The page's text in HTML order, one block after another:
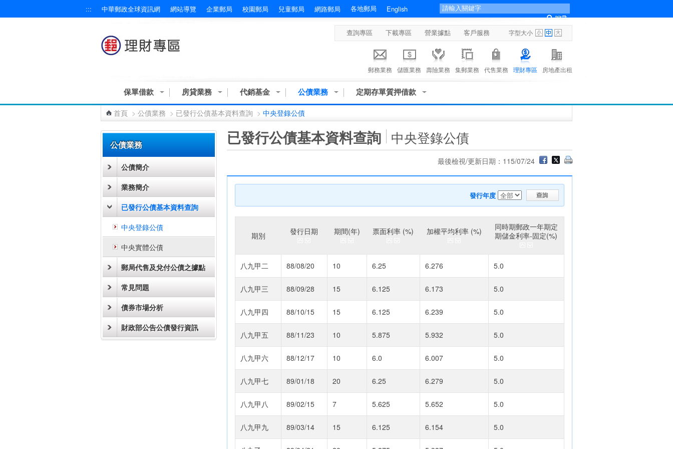
::: 中華郵政全球資訊網 網站導覽 企業郵局 校園郵局 兒童郵局 網路郵局 各地郵局 English
查詢專區 下載專區 營業據點 客戶服務 字型大小
郵務業務 儲匯業務 壽險業務 集郵業務 代售業務 理財專區 房地產出租
保單借款 房貸業務 代銷基金 公債業務 定期存單質押借款
首頁 > 公債業務 > 已發行公債基本資料查詢 > 中央登錄公債
公債業務
公債簡介
業務簡介
已發行公債基本資料查詢
中央登錄公債
中央實體公債
郵局代售及兌付公債之據點
常見問題
債券市場分析
財政部公告公債發行資訊
已發行公債基本資料查詢 中央登錄公債
最後檢視/更新日期：115/07/24
發行年度
期別 發行日期 期間(年) 票面利率 (%) 加權平均利率 (%)
同時期郵政一年期定
期儲金利率-固定(%)
八九甲二 88/08/20 10 6.25 6.276 5.0
八九甲三 88/09/28 15 6.125 6.173 5.0
八九甲四 88/10/15 15 6.125 6.239 5.0
八九甲五 88/11/23 10 5.875 5.932 5.0
八九甲六 88/12/17 10 6.0 6.007 5.0
八九甲七 89/01/18 20 6.25 6.279 5.0
八九甲八 89/02/15 7 5.625 5.652 5.0
八九甲九 89/03/14 15 6.125 6.154 5.0